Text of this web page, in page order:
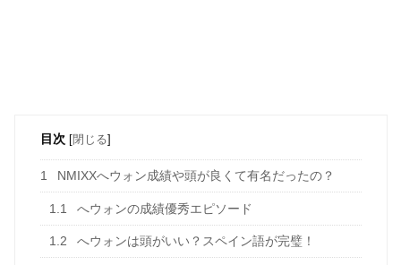
目次 [閉じる]
1 NMIXXへウォン成績や頭が良くて有名だったの？
1.1 へウォンの成績優秀エピソード
1.2 へウォンは頭がいい？スペイン語が完璧！